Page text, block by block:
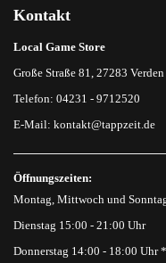
Kontakt
Local Game Store
Große Straße 81, 27283
Telefon: 04231 - 9712520
E-Mail: kontakt@tappzeit.de
Öffnungszeiten:
Montag, Mittwoch und
Dienstag 15:00 - 21:00 Uhr
Donnerstag 14:00 - 18:00 Uhr